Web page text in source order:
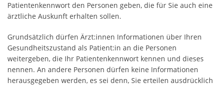
Patientenkennwort den Personen geben, die für Sie auch eine
ärztliche Auskunft erhalten sollen.
Grundsätzlich dürfen Ärzt:innen Informationen über Ihren
Gesundheitszustand als Patient:in an die Personen
weitergeben, die Ihr Patientenkennwort kennen und dieses
nennen. An andere Personen dürfen keine Informationen
herausgegeben werden, es sei denn, Sie erteilen ausdrücklich